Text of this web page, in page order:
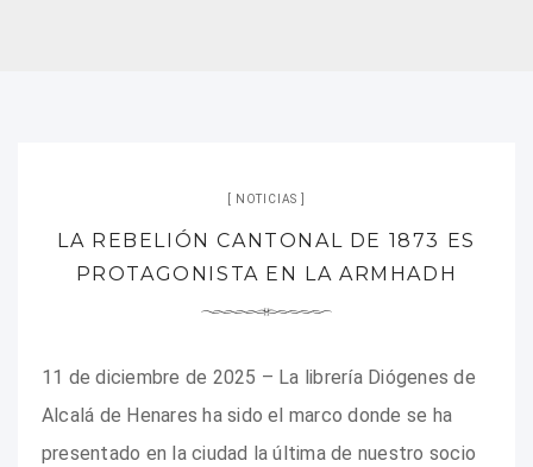
NOTICIAS
LA REBELIÓN CANTONAL DE 1873 ES
PROTAGONISTA EN LA ARMHADH
11 de diciembre de 2025 – La librería Diógenes de
Alcalá de Henares ha sido el marco donde se ha
presentado en la ciudad la última de nuestro socio